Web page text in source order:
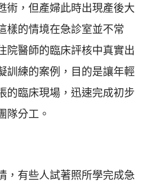
術，但產婦此時出現產後大
樣的情境在急診室並不常
院醫師的臨床評核中真實出
訓練的案例，目的是讓年輕
的臨床現場，迅速完成初步
隊分工。
，有些人試著照所學完成急